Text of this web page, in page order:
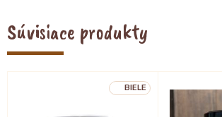
Súvisiace produkty
BIELE